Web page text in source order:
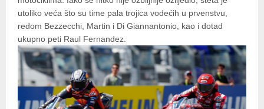
utoliko veća što su time pala trojica vodećih u prvenstvu,
redom Bezzecchi, Martin i Di Giannantonio, kao i dotad
ukupno peti Raul Fernandez.